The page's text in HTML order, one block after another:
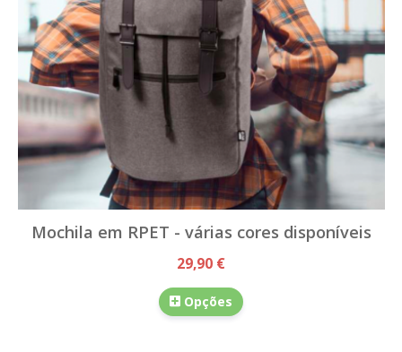
Mochila em RPET - várias cores disponíveis
29,90 €
Opções